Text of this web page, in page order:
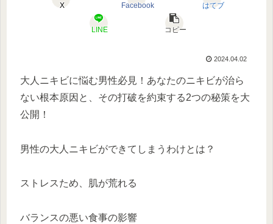
X Facebook はてブ
LINE コピー
2024.04.02
大人ニキビに悩む男性必見！あなたのニキビが治ら
ない根本原因と、その打破を約束する2つの秘策を大
公開！
男性の大人ニキビができてしまうわけとは？
ストレスため、肌が荒れる
バランスの悪い食事の影響